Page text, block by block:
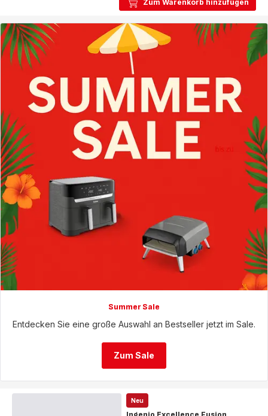
Zum Warenkorb hinzufügen
FusionCore
Versiegelung,
P00519
Summer Sale
Entdecken Sie eine große Auswahl an Bestseller jetzt im Sale.
Zum Sale
Neu